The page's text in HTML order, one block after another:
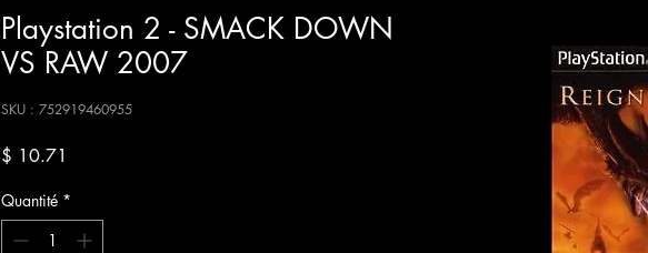
Playstation 2 - SMACK DOWN
VS RAW 2007
SKU : 752919460955
$ 10.71
Quantité *